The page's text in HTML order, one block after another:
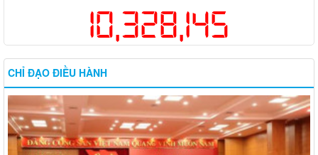
10,328,145
CHỈ ĐẠO ĐIỀU HÀNH